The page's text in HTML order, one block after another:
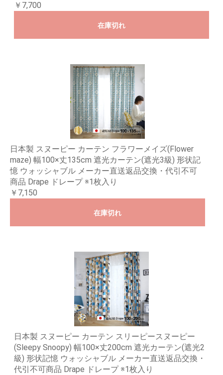
￥7,700
在庫切れ
日本製 スヌーピー カーテン フラワーメイズ(Flower
maze) 幅100×丈135cm 遮光カーテン(遮光3級) 形状記
憶 ウォッシャブル メーカー直送返品交換・代引不可
商品 Drape ドレープ ※1枚入り
￥7,150
在庫切れ
日本製 スヌーピー カーテン スリーピースヌーピー
(Sleepy Snoopy) 幅100×丈200cm 遮光カーテン(遮光2
級) 形状記憶 ウォッシャブル メーカー直送返品交換・
代引不可商品 Drape ドレープ ※1枚入り